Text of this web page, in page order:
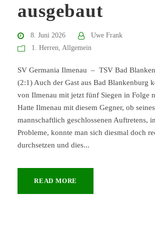
ausgebaut
8. Juni 2026
Uwe Frank
1. Herren, Allgemein
SV Germania Ilmenau – TSV Bad
(2:1) Auch der Gast aus Bad Blankenburg
von Ilmenau mit jetzt fünf Siegen in Folge
Hatte Ilmenau mit diesem Gegner, ob
mannschaftlich geschlossenen Auftretens,
Probleme, konnte man sich diesmal doch
durchsetzen und dies...
READ MORE